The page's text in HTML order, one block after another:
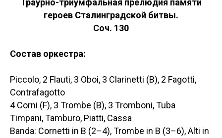
Траурно-триумфальная прелюдия памяти
героев Сталинградской битвы.
Соч. 130
Состав оркестра:
Piccolo, 2 Flauti, 3 Oboi, 3 Clarinetti (B), 2 Fagotti,
Contrafagotto
4 Corni (F), 3 Trombe (B), 3 Tromboni, Tuba
Timpani, Tamburo, Piatti, Cassa
Banda: Cornetti in B (2–4), Trombe in B (3–6), Alti in